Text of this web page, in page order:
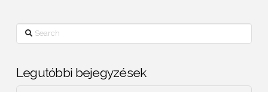
Search
Legutóbbi bejegyzések